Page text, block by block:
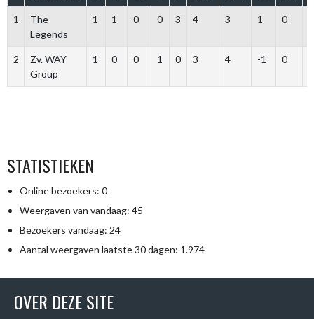
1
The
Legends
1 1 0 0 3 4 3 1 0
2
Zv. WAY
Group
1 0 0 1 0 3 4 -1 0
STATISTIEKEN
Online bezoekers: 0
Weergaven van vandaag: 45
Bezoekers vandaag: 24
Aantal weergaven laatste 30 dagen: 1.974
OVER DEZE SITE